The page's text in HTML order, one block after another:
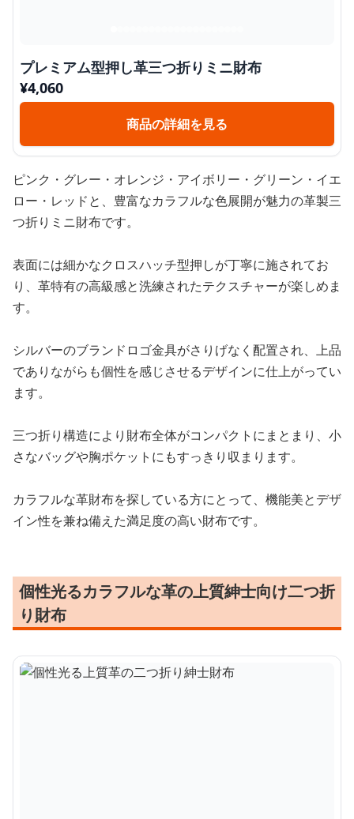
プレミアム型押し革三つ折りミニ財布
¥4,060
商品の詳細を見る
ピンク・グレー・オレンジ・アイボリー・グリーン・イエ
ロー・レッドと、豊富なカラフルな色展開が魅力の革製三
つ折りミニ財布です。
表面には細かなクロスハッチ型押しが丁寧に施されてお
り、革特有の高級感と洗練されたテクスチャーが楽しめま
す。
シルバーのブランドロゴ金具がさりげなく配置され、上品
でありながらも個性を感じさせるデザインに仕上がってい
ます。
三つ折り構造により財布全体がコンパクトにまとまり、小
さなバッグや胸ポケットにもすっきり収まります。
カラフルな革財布を探している方にとって、機能美とデザ
イン性を兼ね備えた満足度の高い財布です。
個性光るカラフルな革の上質紳士向け二つ折
り財布